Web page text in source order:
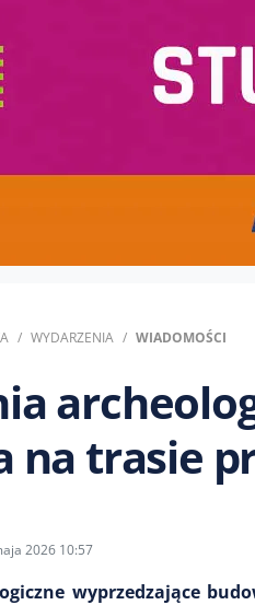
WYDARZENIA WIADOMOŚCI
na trasie
2026 10:57
wyprzedzające